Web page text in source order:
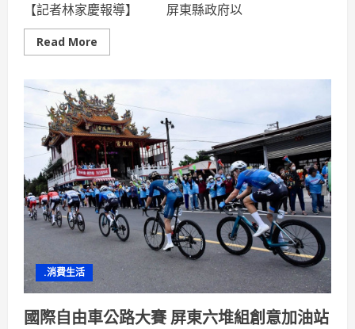
【記者林家慶報導】 屏東縣政府以
Read More
more
深
度
探
索
精
神!
《屏
東
SOLO》
旅
遊
專
書
第
麗
登
場
.消費生活
國際自由車公路大賽 屏東六堆組創意加油站